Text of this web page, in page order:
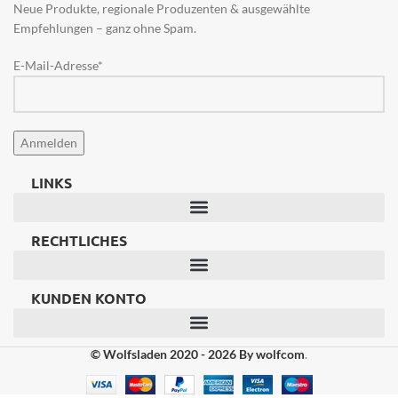
Sprühverschluss (schwarzer
Sprühkopf mit durchsichtigem
Verschluss).Inhalt:
Neue Produkte, regionale Produzenten & ausgewählte
Empfehlungen – ganz ohne Spam.
E-Mail-Adresse*
LINKS
RECHTLICHES
KUNDEN KONTO
© Wolfsladen 2020 - 2026 By wolfcom.